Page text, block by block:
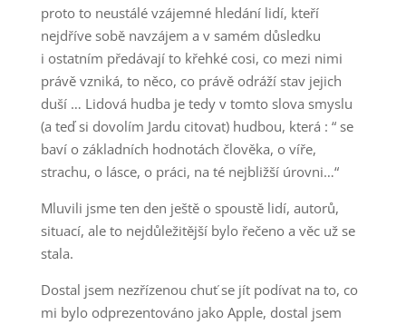
proto to neustálé vzájemné hledání lidí, kteří
nejdříve sobě navzájem a v samém důsledku
i ostatním předávají to křehké cosi, co mezi nimi
právě vzniká, to něco, co právě odráží stav jejich
duší … Lidová hudba je tedy v tomto slova smyslu
(a teď si dovolím Jardu citovat) hudbou, která : “ se
baví o základních hodnotách člověka, o víře,
strachu, o lásce, o práci, na té nejbližší úrovni…“
Mluvili jsme ten den ještě o spoustě lidí, autorů,
situací, ale to nejdůležitější bylo řečeno a věc už se
stala.
Dostal jsem nezřízenou chuť se jít podívat na to, co
mi bylo odprezentováno jako Apple, dostal jsem